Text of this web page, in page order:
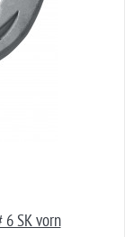
6 SK vorn